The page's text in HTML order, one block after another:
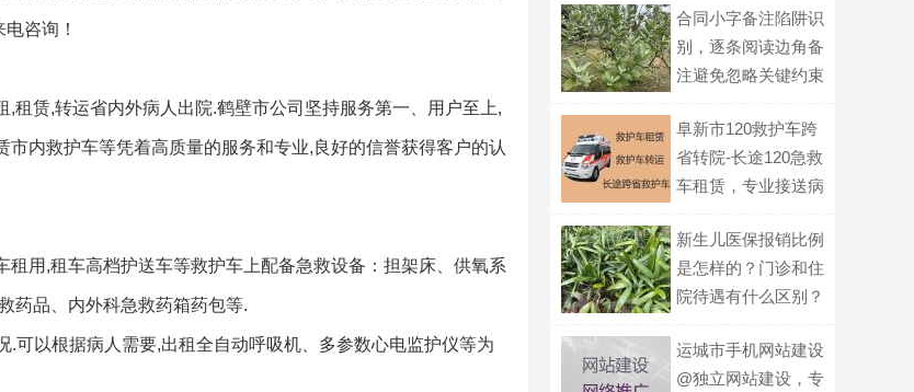
咨询！
租赁,转运省内外病人出院.鹤壁市公司坚持服务第一、用户至上,
内救护车等凭着高质量的服务和专业,良好的信誉获得客户的认
用,租车高档护送车等救护车上配备急救设备：担架床、供氧系
药品、内外科急救药箱药包等.
可以根据病人需要,出租全自动呼吸机、多参数心电监护仪等为
合同小字备注陷阱识
别，逐条阅读边角备
注避免忽略关键约束
阜新市120救护车跨
省转院-长途120急救
车租赁，专业接送病
新生儿医保报销比例
是怎样的？门诊和住
院待遇有什么区别？
运城市手机网站建设
@独立网站建设，专